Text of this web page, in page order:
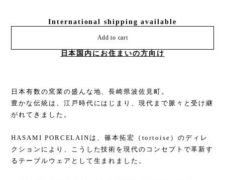
International shipping available
Add to cart
日本国内にお住まいの方向け
日本有数の窯業の盛んな地、長崎県波佐見町。
豊かな伝統は、江戸時代にはじまり、現代まで脈々と受け継
がれてきました。
HASAMI PORCELAINは、篠本拓宏（tortoise）のディレ
クションにより、こうした技術を現代のコンセプトで革新す
るテーブルウェアとして生まれました。